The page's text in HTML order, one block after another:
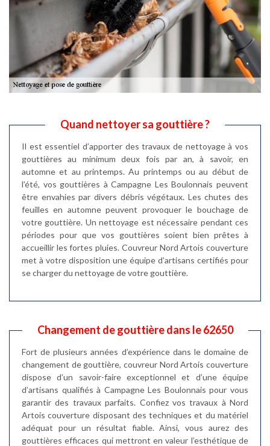
Quand nettoyer sa gouttière ?
Il est essentiel d’apporter des travaux de nettoyage à vos
gouttières au minimum deux fois par an, à savoir, en
automne et au printemps. Au printemps ou au début de
l’été, vos gouttières à Campagne Les Boulonnais peuvent
être envahies par divers débris végétaux. Les chutes des
feuilles en automne peuvent provoquer le bouchage de
votre gouttière. Un nettoyage est nécessaire pendant ces
périodes pour que vos gouttières soient bien prêtes à
accueillir les fortes pluies. Couvreur Nord Artois couverture
met à votre disposition une équipe d’artisans certifiés pour
se charger du nettoyage de votre gouttière.
Changement de gouttière dans le 62650
Fort de plusieurs années d’expérience dans le domaine de
changement de gouttière, couvreur Nord Artois couverture
dispose d’un savoir-faire exceptionnel et d’une équipe
d’artisans qualifiés à Campagne Les Boulonnais pour vous
garantir des travaux parfaits. Confiez vos travaux à Nord
Artois couverture disposant des techniques et du matériel
adéquat pour un résultat fiable. Ainsi, vous aurez des
gouttières efficaces qui mettront en valeur l’esthétique de